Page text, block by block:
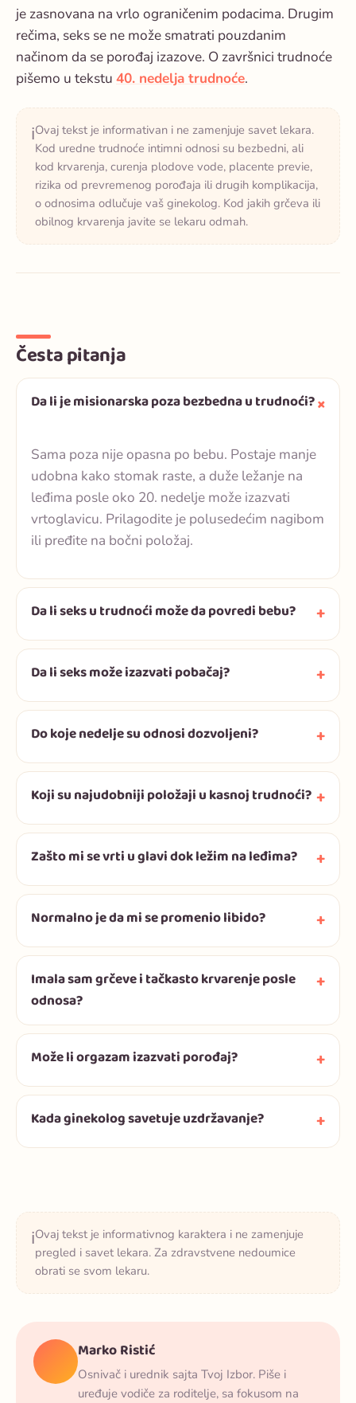
je zasnovana na vrlo ograničenim podacima. Drugim
rečima, seks se ne može smatrati pouzdanim
načinom da se porođaj izazove. O završnici trudnoće
pišemo u tekstu 40. nedelja trudnoće.
ℹ️Ovaj tekst je informativan i ne zamenjuje savet lekara.
Kod uredne trudnoće intimni odnosi su bezbedni, ali
kod krvarenja, curenja plodove vode, placente previe,
rizika od prevremenog porođaja ili drugih komplikacija,
o odnosima odlučuje vaš ginekolog. Kod jakih grčeva ili
obilnog krvarenja javite se lekaru odmah.
Česta pitanja
Da li je misionarska poza bezbedna u trudnoći?
Sama poza nije opasna po bebu. Postaje manje
udobna kako stomak raste, a duže ležanje na
leđima posle oko 20. nedelje može izazvati
vrtoglavicu. Prilagodite je polusedećim nagibom
ili pređite na bočni položaj.
Da li seks u trudnoći može da povredi bebu?
Da li seks može izazvati pobačaj?
Do koje nedelje su odnosi dozvoljeni?
Koji su najudobniji položaji u kasnoj trudnoći?
Zašto mi se vrti u glavi dok ležim na leđima?
Normalno je da mi se promenio libido?
Imala sam grčeve i tačkasto krvarenje posle
odnosa?
Može li orgazam izazvati porođaj?
Kada ginekolog savetuje uzdržavanje?
ℹ️Ovaj tekst je informativnog karaktera i ne zamenjuje
pregled i savet lekara. Za zdravstvene nedoumice
obrati se svom lekaru.
Marko Ristić
Osnivač i urednik sajta Tvoj Izbor. Piše i
uređuje vodiče za roditelje, sa fokusom na